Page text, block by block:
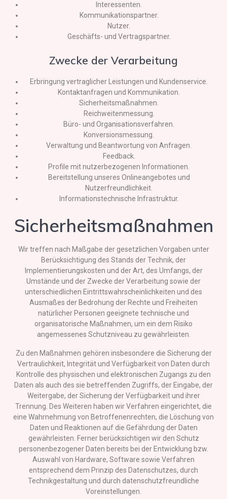
Interessenten.
Kommunikationspartner.
Nutzer.
Geschäfts- und Vertragspartner.
Zwecke der Verarbeitung
Erbringung vertraglicher Leistungen und Kundenservice.
Kontaktanfragen und Kommunikation.
Sicherheitsmaßnahmen.
Reichweitenmessung.
Büro- und Organisationsverfahren.
Konversionsmessung.
Verwaltung und Beantwortung von Anfragen.
Feedback.
Profile mit nutzerbezogenen Informationen.
Bereitstellung unseres Onlineangebotes und
Nutzerfreundlichkeit.
Informationstechnische Infrastruktur.
Sicherheitsmaßnahmen
Wir treffen nach Maßgabe der gesetzlichen Vorgaben unter
Berücksichtigung des Stands der Technik, der
Implementierungskosten und der Art, des Umfangs, der
Umstände und der Zwecke der Verarbeitung sowie der
unterschiedlichen Eintrittswahrscheinlichkeiten und des
Ausmaßes der Bedrohung der Rechte und Freiheiten
natürlicher Personen geeignete technische und
organisatorische Maßnahmen, um ein dem Risiko
angemessenes Schutzniveau zu gewährleisten.
Zu den Maßnahmen gehören insbesondere die Sicherung der
Vertraulichkeit, Integrität und Verfügbarkeit von Daten durch
Kontrolle des physischen und elektronischen Zugangs zu den
Daten als auch des sie betreffenden Zugriffs, der Eingabe, der
Weitergabe, der Sicherung der Verfügbarkeit und ihrer
Trennung. Des Weiteren haben wir Verfahren eingerichtet, die
eine Wahrnehmung von Betroffenenrechten, die Löschung von
Daten und Reaktionen auf die Gefährdung der Daten
gewährleisten. Ferner berücksichtigen wir den Schutz
personenbezogener Daten bereits bei der Entwicklung bzw.
Auswahl von Hardware, Software sowie Verfahren
entsprechend dem Prinzip des Datenschutzes, durch
Technikgestaltung und durch datenschutzfreundliche
Voreinstellungen.